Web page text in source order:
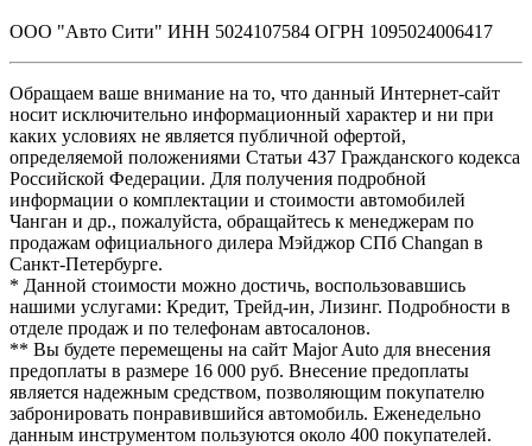
ООО "Авто Сити" ИНН 5024107584 ОГРН 1095024006417
Обращаем ваше внимание на то, что данный Интернет-сайт
носит исключительно информационный характер и ни при
каких условиях не является публичной офертой,
определяемой положениями Статьи 437 Гражданского кодекса
Российской Федерации. Для получения подробной
информации о комплектации и стоимости автомобилей
Чанган и др., пожалуйста, обращайтесь к менеджерам по
продажам официального дилера Мэйджор СПб Changan в
Санкт-Петербурге.
* Данной стоимости можно достичь, воспользовавшись
нашими услугами: Кредит, Трейд-ин, Лизинг. Подробности в
отделе продаж и по телефонам автосалонов.
** Вы будете перемещены на сайт Major Auto для внесения
предоплаты в размере 16 000 руб. Внесение предоплаты
является надежным средством, позволяющим покупателю
забронировать понравившийся автомобиль. Еженедельно
данным инструментом пользуются около 400 покупателей.